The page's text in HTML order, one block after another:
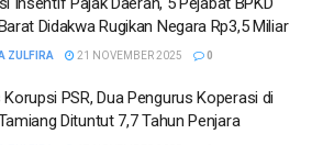
Didakwa Rugikan Negara Rp3,5 Miliar
ZULFIRA 21 NOVEMBER 2025 0
Korupsi PSR, Dua Pengurus Koperasi di
Dituntut 7,7 Tahun Penjara